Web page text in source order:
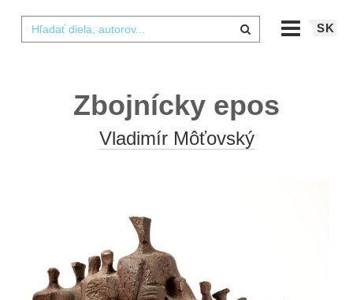
SK
Zbojnícky epos
Vladimír Môťovský